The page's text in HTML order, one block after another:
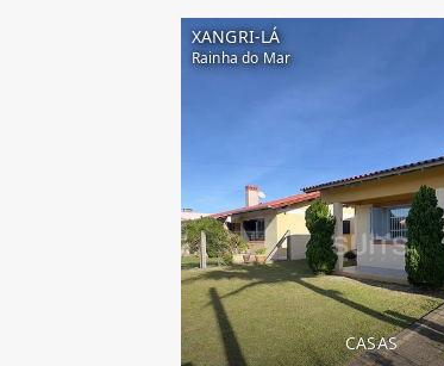
XANGRI-LÁ
Rainha do Mar
CASAS